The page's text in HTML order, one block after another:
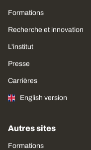
Formations
Recherche et innovation
L'institut
Presse
Carrières
English version
Autres sites
Formations